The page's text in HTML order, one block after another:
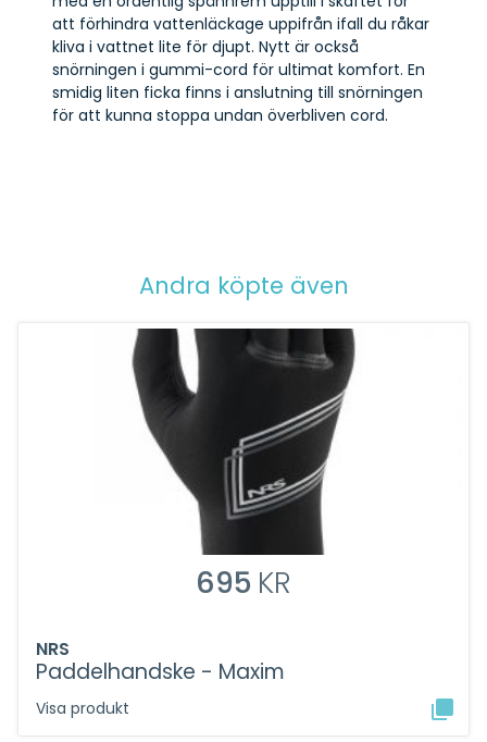
att förhindra vattenläckage uppifrån ifall du råkar
kliva i vattnet lite för djupt. Nytt är också
snörningen i gummi-cord för ultimat komfort. En
smidig liten ficka finns i anslutning till snörningen
för att kunna stoppa undan överbliven cord.
Andra köpte även
695 KR
NRS
Paddelhandske - Maxim
Visa produkt